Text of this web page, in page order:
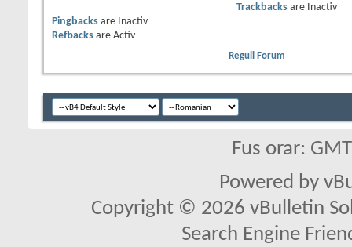
Trackbacksare
Inactiv
Pingbacks are
Inactiv
Refbacks are Activ
Reguli Forum
Fus orar:
Powered by
Copyright © 2026 vBulletin
Search Engine